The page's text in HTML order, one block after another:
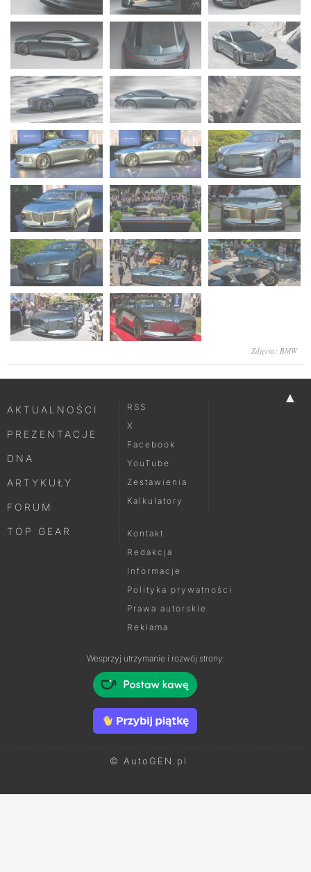
Zdjęcia: BMW
▲
AKTUALNOŚCI
PREZENTACJE
DNA
ARTYKUŁY
FORUM
TOP GEAR
RSS
X
Facebook
YouTube
Zestawienia
Kalkulatory
Kontakt
Redakcja
Informacje
Polityka prywatności
Prawa autorskie
Reklama
Wesprzyj utrzymanie i rozwój strony:
© AutoGEN.pl